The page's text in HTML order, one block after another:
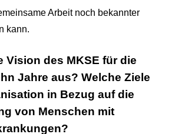
Arbeit noch bekannter
kann.
Vision des MKSE für die
Jahre aus? Welche Ziele
in Bezug auf die
von Menschen mit